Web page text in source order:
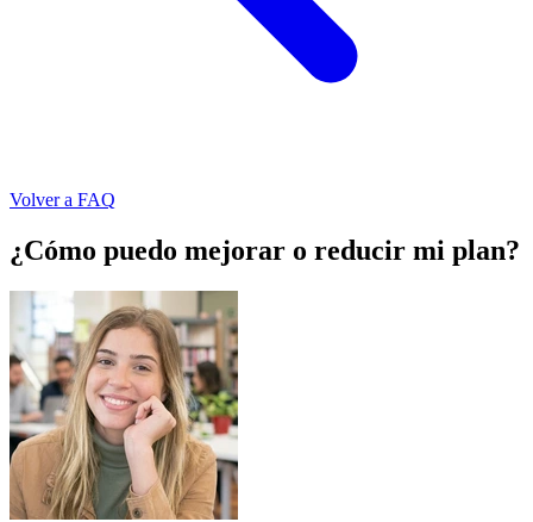
Volver a FAQ
¿Cómo puedo mejorar o reducir mi plan?